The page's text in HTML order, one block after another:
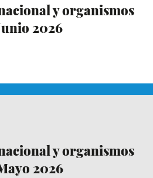
y organismos
2026
y organismos
2026